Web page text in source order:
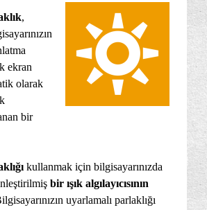
,
ekran
olarak
bir
kullanmak için bilgisayarınızda
bir ışık algılayıcısının
uyarlamalı parlaklığı